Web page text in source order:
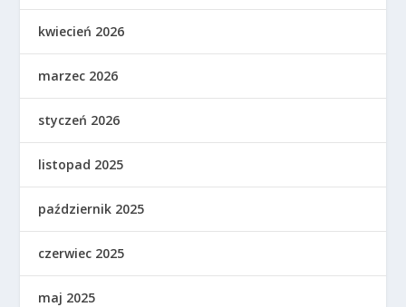
kwiecień 2026
marzec 2026
styczeń 2026
listopad 2025
październik 2025
czerwiec 2025
maj 2025